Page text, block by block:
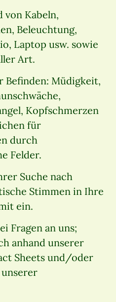
von Kabeln,
Beleuchtung,
Laptop usw. sowie
Art.
Befinden: Müdigkeit,
Kopfschmerzen
für
durch
Felder.
Suche nach
Stimmen in Ihre
ein.
Fragen an uns;
anhand unserer
Sheets und/oder
unserer